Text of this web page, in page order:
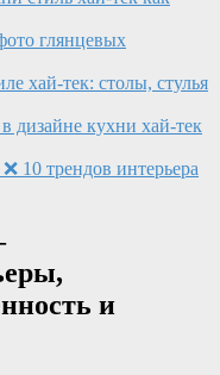
глянцевых
хай-тек: столы, стулья
дизайне кухни хай-тек
трендов интерьера
и